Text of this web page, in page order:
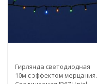
Гирлянда светодиодная
10м с эффектом мерцания.